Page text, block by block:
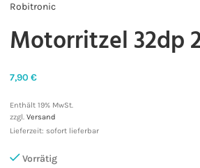
Robitronic
Motorritzel 32dp
7,90 €
Enthält 19% MwSt.
zzgl. Versand
Lieferzeit: sofort lieferbar
Vorrätig